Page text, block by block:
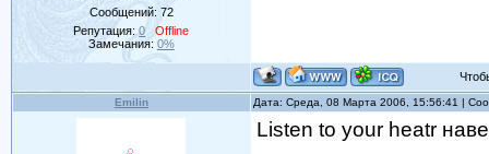
Сообщений: 72
Репутация:0
Offline
Замечания: 0%
Emilin Дата: Среда, 08 Марта 2006, 15:56:41 |
Listen to your heatr